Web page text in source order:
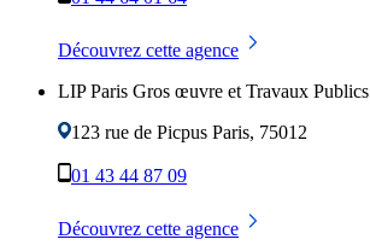
Découvrez cette agence
LIP Paris Gros œuvre et Travaux Publics
123 rue de Picpus Paris, 75012
01 43 44 87 09
Découvrez cette agence